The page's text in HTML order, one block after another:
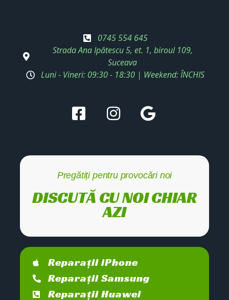
0745 554 645
Strada Ana Ipătescu 5, et. 1, biroul 109,
Suceava
Luni - Vineri: 09:30 - 18:30 | Weekend: ÎNCHIS
Pregătiți pentru provocări noi
DISCUTĂ CU NOI CHIAR
AZI
Reparații iPhone
Reparații Samsung
Reparații Huawei